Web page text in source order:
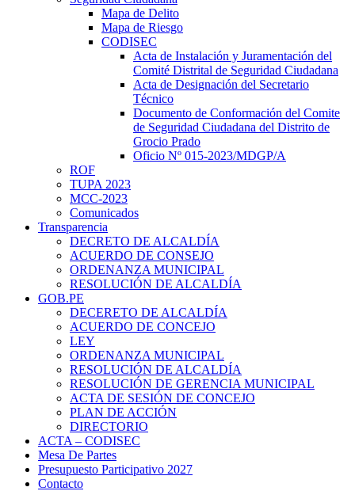
Mapa de Delito
Mapa de Riesgo
CODISEC
Acta de Instalación y Juramentación del
Comité Distrital de Seguridad Ciudadana
Acta de Designación del Secretario
Técnico
Documento de Conformación del Comite
de Seguridad Ciudadana del Distrito de
Grocio Prado
Oficio Nº 015-2023/MDGP/A
ROF
TUPA 2023
MCC-2023
Comunicados
Transparencia
DECRETO DE ALCALDÍA
ACUERDO DE CONSEJO
ORDENANZA MUNICIPAL
RESOLUCIÓN DE ALCALDÍA
GOB.PE
DECERETO DE ALCALDÍA
ACUERDO DE CONCEJO
LEY
ORDENANZA MUNICIPAL
RESOLUCIÓN DE ALCALDÍA
RESOLUCIÓN DE GERENCIA MUNICIPAL
ACTA DE SESIÓN DE CONCEJO
PLAN DE ACCIÓN
DIRECTORIO
ACTA – CODISEC
Mesa De Partes
Presupuesto Participativo 2027
Contacto